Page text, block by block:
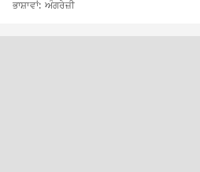
ਭਾਸ਼ਾਵਾਂ: ਅੰਗਰੇਜ਼ੀ